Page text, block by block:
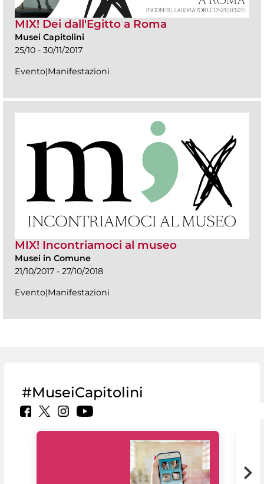
MIX! Dei dall'Egitto a Roma
Musei Capitolini
25/10 - 30/11/2017
Evento|Manifestazioni
MIX! Incontriamoci al museo
Musei in Comune
21/10/2017 - 27/10/2018
Evento|Manifestazioni
#MuseiCapitolini